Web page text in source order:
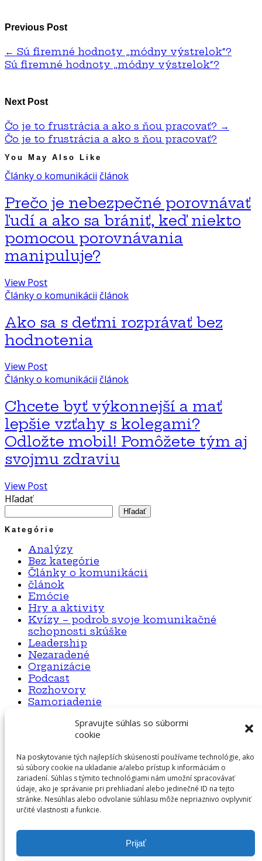
Spravujte súhlas so súbormi
cookie
Na poskytovanie tých najlepších skúseností používame technológie, ako
sú súbory cookie na ukladanie a/alebo prístup k informáciám o
zariadení. Súhlas s týmito technológiami nám umožní spracovávať
údaje, ako je správanie pri prehliadaní alebo jedinečné ID na tejto
stránke. Nesúhlas alebo odvolanie súhlasu môže nepriaznivo ovplyvniť
určité vlastnosti a funkcie.
Prijať
Previous Post
← Sú firemné hodnoty „módny výstrelok“?
Sú firemné hodnoty „módny výstrelok“?
Next Post
Čo je to frustrácia a ako s ňou pracovať? →
Čo je to frustrácia a ako s ňou pracovať?
You May Also Like
Články o komunikácii článok
Prečo je nebezpečné porovnávať
ľudí a ako sa brániť, keď niekto
pomocou porovnávania
manipuluje?
View Post
Články o komunikácii článok
Ako sa s deťmi rozprávať bez
hodnotenia
View Post
Články o komunikácii článok
Chcete byť výkonnejší a mať
lepšie vzťahy s kolegami?
Odložte mobil! Pomôžete tým aj
svojmu zdraviu
View Post
Hľadať
Hľadať
Kategórie
Analýzy
Bez kategórie
Články o komunikácii
článok
Emócie
Hry a aktivity
Kvízy – podrob svoje komunikačné
schopnosti skúške
Leadership
Nezaradené
Organizácie
Podcast
Rozhovory
Samoriadenie
E-mail: info@otvorenahra.sk
Telefón: 0948 126 533
Sídlo: Pečnianska 17, Bratislava, 85101
IČO: 50 30 48 44
DIČ